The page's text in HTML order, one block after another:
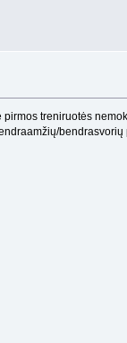
treniruotės
bendrasvorių